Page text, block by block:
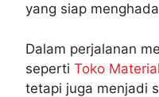
yang siap
Dalam perjalanan
seperti Toko
tetapi juga menjadi